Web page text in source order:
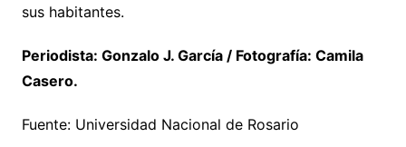
sus habitantes.
Periodista: Gonzalo J. García / Fotografía: Camila
Casero.
Fuente: Universidad Nacional de Rosario